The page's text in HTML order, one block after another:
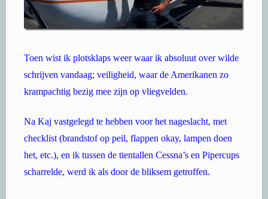
Toen wist ik plotsklaps weer waar ik absoluut over wilde
schrijven vandaag; veiligheid, waar de Amerikanen zo
krampachtig bezig mee zijn op vliegvelden.
Na Kaj vastgelegd te hebben voor het nageslacht, met
checklist (brandstof op peil, flappen okay, lampen doen
het, etc.), en ik tussen de tientallen Cessna’s en Pipercups
scharrelde, werd ik als door de bliksem getroffen.